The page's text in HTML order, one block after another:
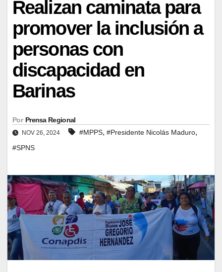
Realizan caminata para
promover la inclusión a
personas con
discapacidad en
Barinas
Por Prensa Regional
NOV 26, 2024 #MPPS, #Presidente Nicolás Maduro,
#SPNS